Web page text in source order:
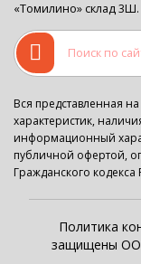
«Томилино» склад 3Ш.
Вся представленная
характеристик,
информационный
публичной офертой,
Гражданского кодекса
Политика
защищены